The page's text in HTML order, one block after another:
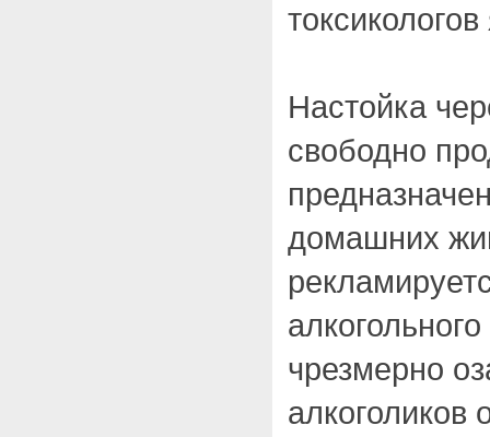
Настойка
свободно
домашних
чрезмерно
алкоголиков